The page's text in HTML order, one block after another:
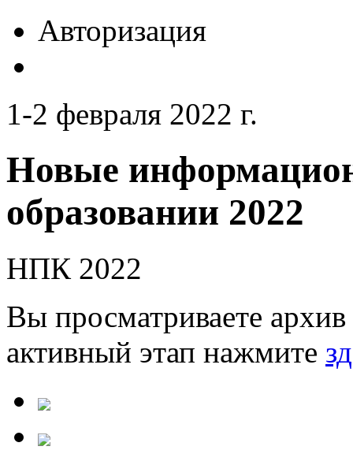
Авторизация
1-2 февраля 2022 г.
Новые
образовании 2022
НПК 2022
Вы просматриваете
активный этап нажмите